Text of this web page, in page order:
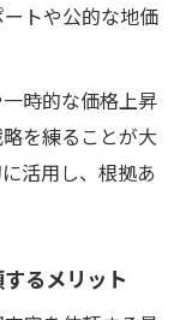
トや公的な地価
時的な価格上昇
を練ることが大
活用し、根拠あ
るメリット